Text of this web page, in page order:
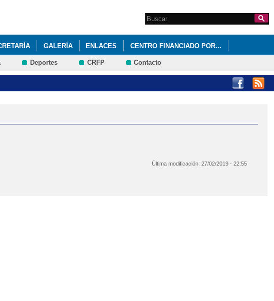
Formulario de
búsqueda
Search this site
GALERÍA ENLACES CENTRO FINANCIADO POR...
Deportes CRFP Contacto
Última modificación:27/02/2019 - 22:55